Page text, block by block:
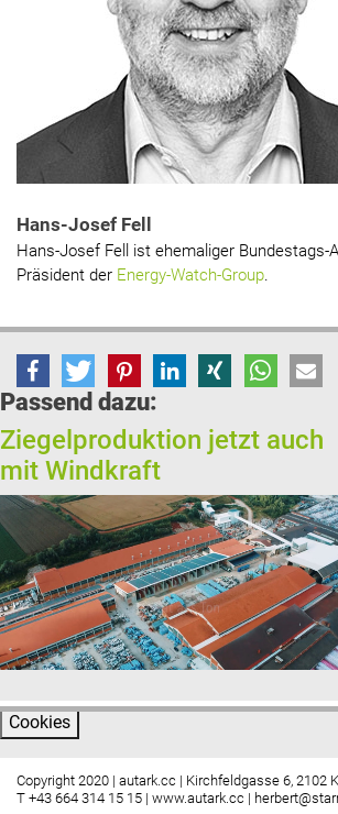
Hans-Josef Fell
Hans-Josef Fell ist ehemaliger
Präsident der Energy-Watch-Group.
Passend dazu:
Ziegelproduktion jetzt auch
mit Windkraft
Copyright 2020 | autark.cc | Kirchfeldgasse 6, 2102
T +43 664 314 15 15 | www.autark.cc |
Cookies